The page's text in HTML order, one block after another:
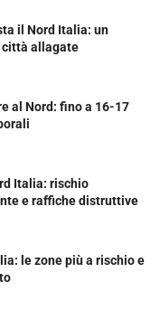
il Nord Italia: un
città allagate
al Nord: fino a 16-17
Italia: rischio
e raffiche distruttive
le zone più a rischio e